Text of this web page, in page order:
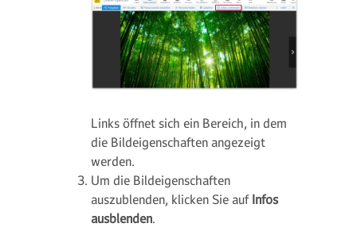
Links öffnet sich ein Bereich, in dem
die Bildeigenschaften angezeigt
werden.
Um die Bildeigenschaften
auszublenden, klicken Sie auf Infos
ausblenden.